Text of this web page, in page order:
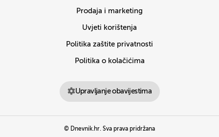
Prodaja i marketing
Uvjeti korištenja
Politika zaštite privatnosti
Politika o kolačićima
Upravljanje obavijestima
© Dnevnik.hr. Sva prava pridržana